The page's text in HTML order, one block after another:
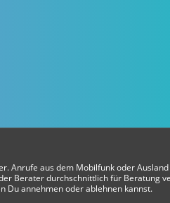
Anrufe aus dem Mobilfunk oder
Berater durchschnittlich für Beratung
Du annehmen oder ablehnen kannst.